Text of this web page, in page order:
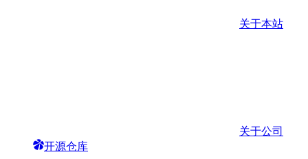
关于本站
关于公司
开源仓库